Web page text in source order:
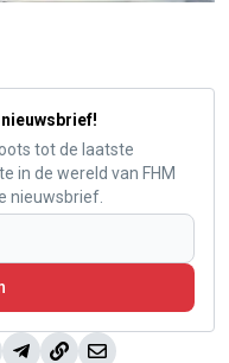
tot de laatste
in de wereld van FHM
nieuwsbrief.